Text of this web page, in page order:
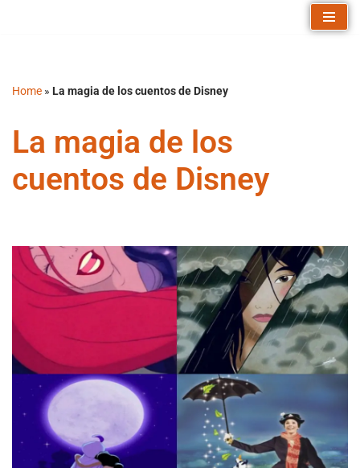
Home » La magia de los cuentos de Disney
La magia de los
cuentos de Disney